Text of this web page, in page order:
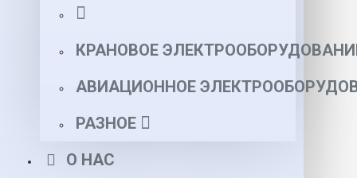
КРАНОВОЕ
АВИАЦИОННОЕ
РАЗНОЕ
О НАС